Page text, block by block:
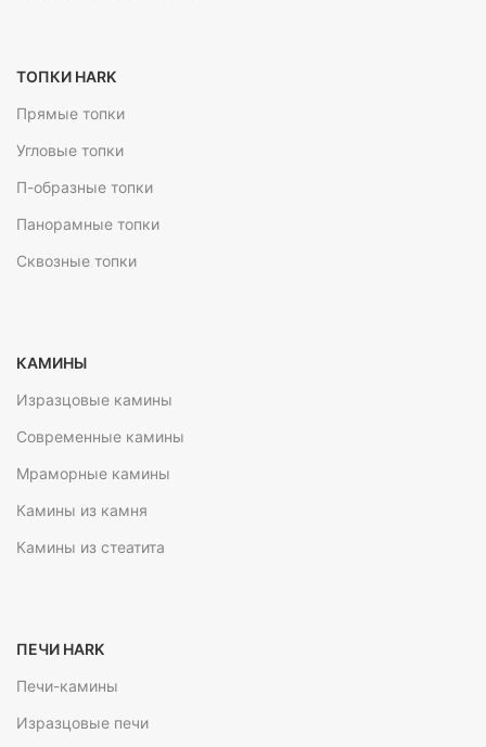
ТОПКИ HARK
Прямые топки
Угловые топки
П-образные топки
Панорамные топки
Сквозные топки
КАМИНЫ
Изразцовые камины
Современные камины
Мраморные камины
Камины из камня
Камины из стеатита
ПЕЧИ HARK
Печи-камины
Изразцовые печи